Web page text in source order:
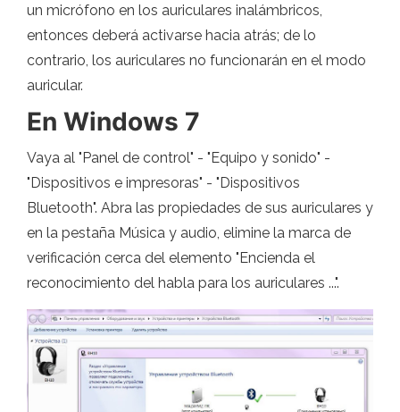
un micrófono en los auriculares inalámbricos,
entonces deberá activarse hacia atrás; de lo
contrario, los auriculares no funcionarán en el modo
auricular.
En Windows 7
Vaya al "Panel de control" - "Equipo y sonido" -
"Dispositivos e impresoras" - "Dispositivos
Bluetooth". Abra las propiedades de sus auriculares y
en la pestaña Música y audio, elimine la marca de
verificación cerca del elemento "Encienda el
reconocimiento del habla para los auriculares ...".